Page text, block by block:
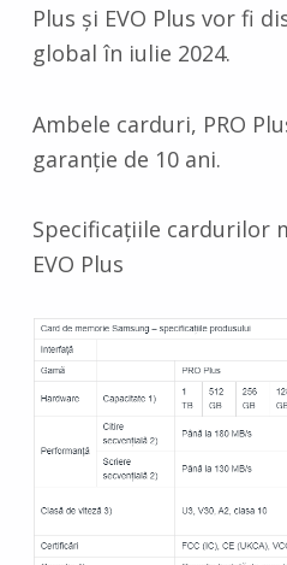
Plus și EVO Plus vor fi
global în iulie 2024.
Ambele carduri, PRO
garanție de 10 ani.
Specificațiile cardurilor
EVO Plus